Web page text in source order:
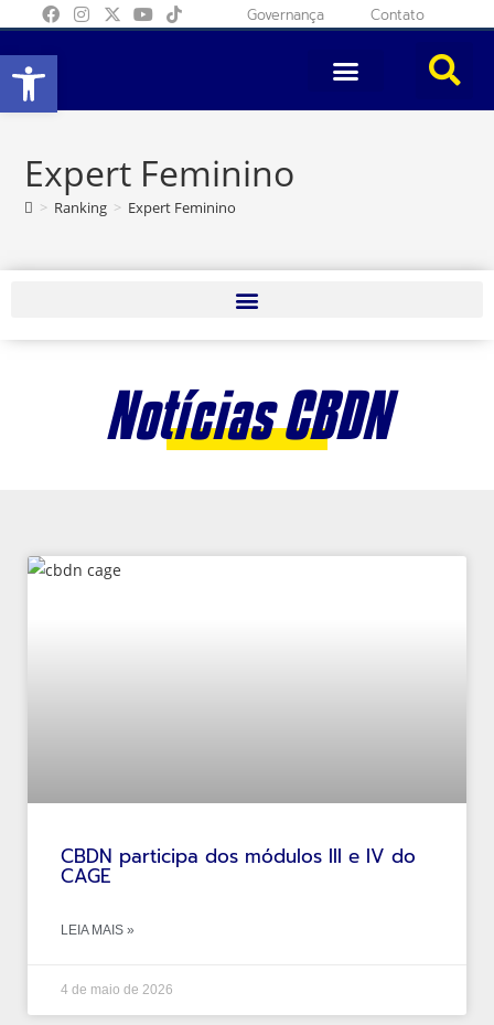
Abrir a barra de ferramentas
Governança Contato
Expert Feminino
> Ranking > Expert Feminino
Notícias CBDN
CBDN participa dos módulos III e IV do
CAGE
LEIA MAIS »
4 de maio de 2026